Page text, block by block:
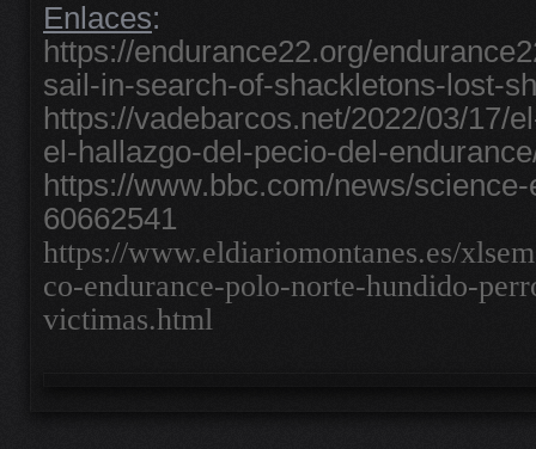
Enlaces:
https://endurance22.org/
sail-in-search-of-shackletons-lost-
https://vadebarcos.net/2022/03/17/
el-hallazgo-del-pecio-del-
https://www.bbc.com/news/
60662541
https://www.eldiariomontanes.es/
co-endurance-polo-norte-hundido-
victimas.html